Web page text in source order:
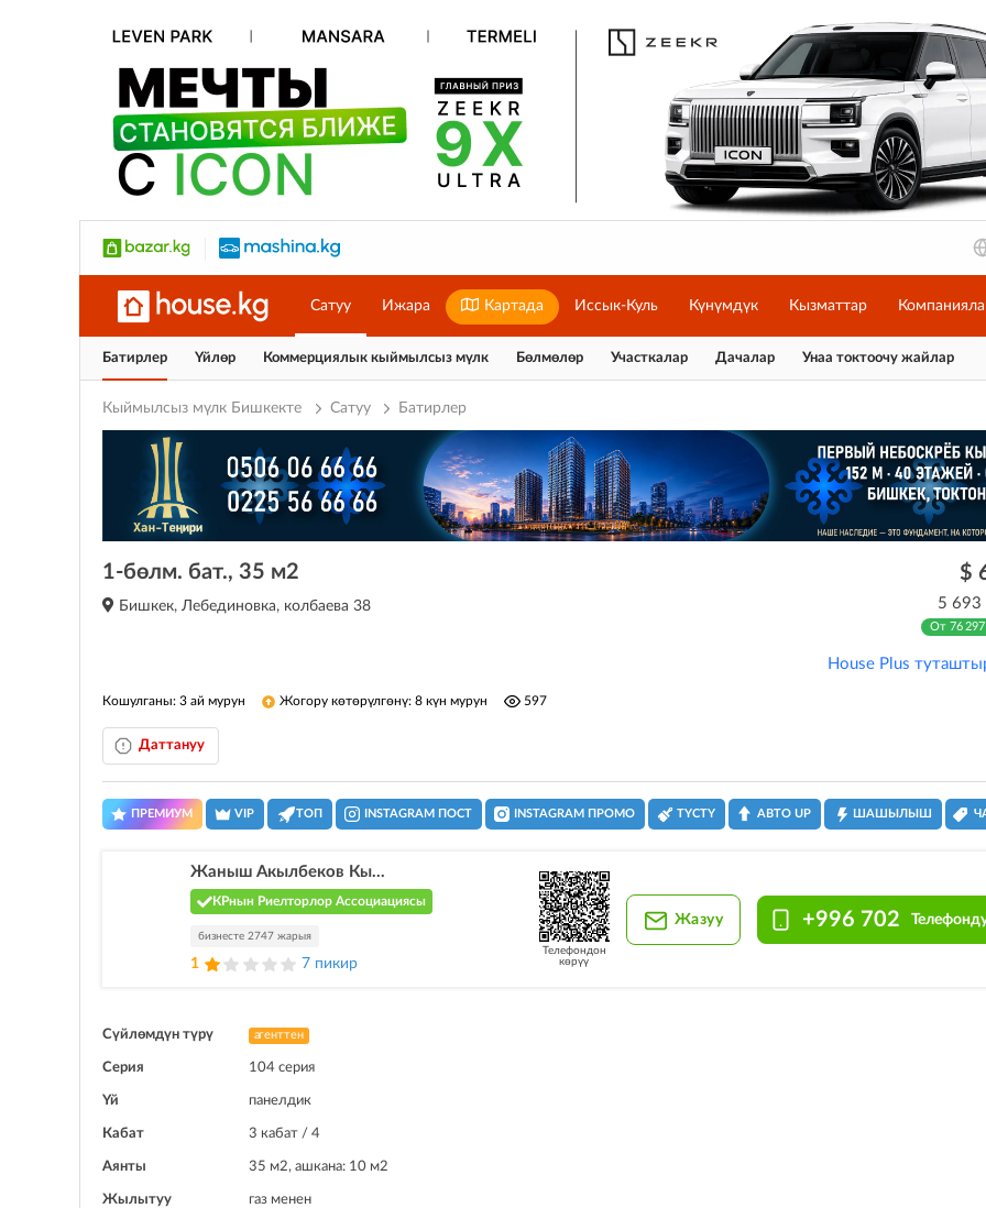
Сатуу Ижара Картада Иссык-Куль Күнүмдүк Кызматтар
Батирлер Үйлөр Коммерциялык кыймылсыз мүлк Бөлмөлөр Участкалар Дачалар Унаа токтоочу жайлар
Кыймылсыз мүлк Бишкекте Сатуу Батирлер
1-бөлм. бат., 35 м2
Бишкек, Лебединовка, колбаева 38
$
5 693
От 76
House Plus
Кошулганы: 3 ай мурун Жогору көтөрүлгөнү: 8 күн мурун 597
Даттануу
ПРЕМИУМ VIP ТОП INSTAGRAM ПОСТ INSTAGRAM ПРОМО ТҮСТҮ АВТО UP ШАШЫЛЫШ
Жаныш Акылбеков Кы...
КРнын Риелторлор Ассоциациясы
бизнесте 2747 жарыя
1 7 пикир
Телефондон
көрүү
Жазуу +996 702
Сүйлөмдүн түрү агенттен
Серия 104 серия
Үй панелдик
Кабат 3 кабат / 4
Аянты 35 м2, ашкана: 10 м2
Жылытуу газ менен